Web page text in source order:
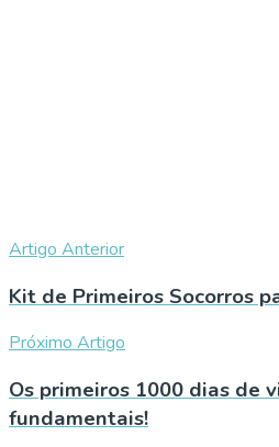
Artigo Anterior
Kit de Primeiros Socorros
Próximo Artigo
Os primeiros 1000 dias de
fundamentais!